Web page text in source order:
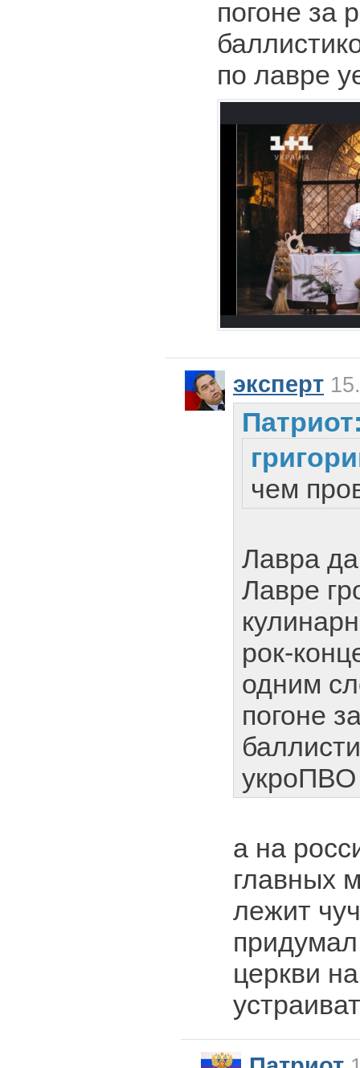
погоне за
по лавре
эксперт
чем
Лавра
Лавре
рок-
одним
погоне
укроПВО
а на
главных
лежит
церкви